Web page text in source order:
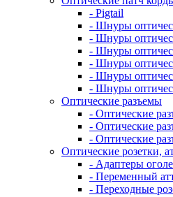
- Pigtail
- Шнуры
- Шнуры
- Шнуры
- Шнуры
- Шнуры
- Шнуры
Оптические разъемы
- Оптические
- Оптические
- Оптические
Оптические розетки,
- Адаптеры
- Переменный
- Переходные